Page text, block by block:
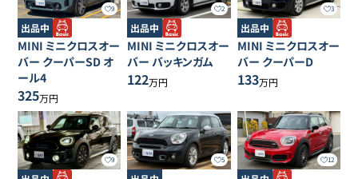
9
出品中
MINI ミニクロスオー
バー クーパーSD オ
ール4
325万円
2
出品中
MINI ミニクロスオー
バー バッキンガム
122万円
3
出品中
MINI ミニクロスオー
バー クーパーD
133万円
9 5 12